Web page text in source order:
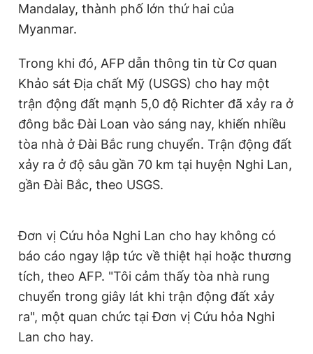
Mandalay, thành phố lớn thứ hai của
Myanmar.
Trong khi đó, AFP dẫn thông tin từ Cơ quan
Khảo sát Địa chất Mỹ (USGS) cho hay một
trận động đất mạnh 5,0 độ Richter đã xảy ra ở
đông bắc Đài Loan vào sáng nay, khiến nhiều
tòa nhà ở Đài Bắc rung chuyển. Trận động đất
xảy ra ở độ sâu gần 70 km tại huyện Nghi Lan,
gần Đài Bắc, theo USGS.
Đơn vị Cứu hỏa Nghi Lan cho hay không có
báo cáo ngay lập tức về thiệt hại hoặc thương
tích, theo AFP. "Tôi cảm thấy tòa nhà rung
chuyển trong giây lát khi trận động đất xảy
ra", một quan chức tại Đơn vị Cứu hỏa Nghi
Lan cho hay.